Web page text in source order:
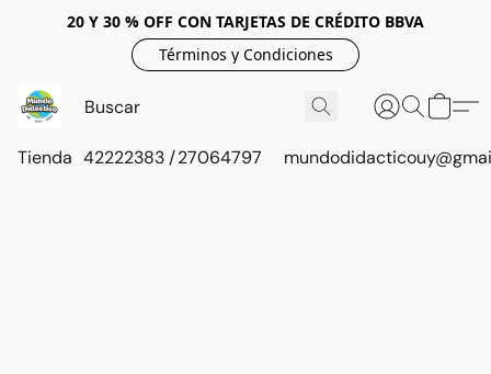
20 Y 30 % OFF CON TARJETAS DE CRÉDITO BBVA
Términos y Condiciones
Tienda 42222383 / 27064797